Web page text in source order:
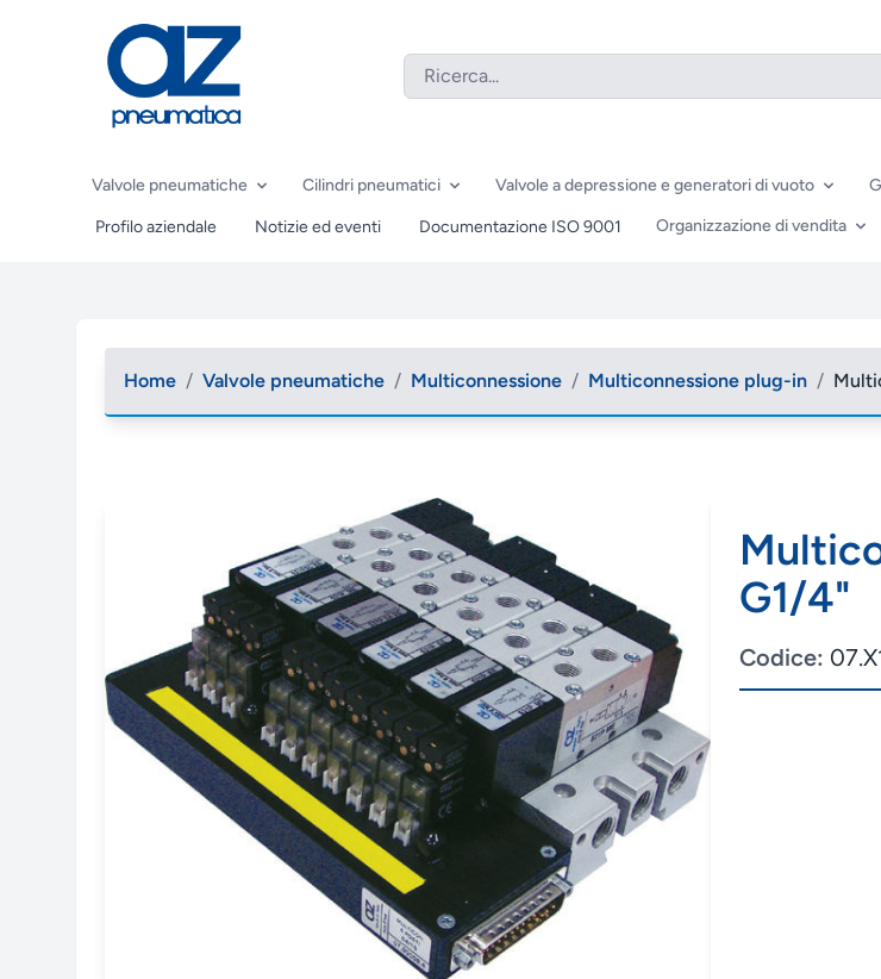
Valvole pneumatiche Cilindri pneumatici Valvole a depressione e generatori di vuoto
Profilo aziendale Notizie ed eventi Documentazione ISO 9001 Organizzazione di vendita
Home / Valvole pneumatiche / Multiconnessione / Multiconnessione plug-in /
G1/4"
Codice: